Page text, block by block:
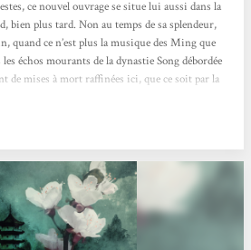
ce nouvel ouvrage se situe lui aussi dans la
plus tard. Non au temps de sa splendeur,
quand ce n’est plus la musique des Ming que
échos mourants de la dynastie Song débordée
de mises à mort raffinées ici, que ce soit par la
qu’elles croissent puis meurent dans tout